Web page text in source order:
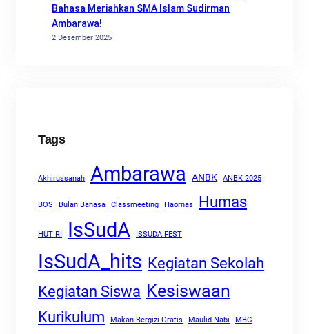
Bahasa Meriahkan SMA Islam Sudirman
Ambarawa!
2 Desember 2025
Tags
Akhirussanah Ambarawa ANBK ANBK 2025
BOS Bulan Bahasa Classmeeting Haornas Humas
HUT RI IsSudA ISSUDA FEST
IsSudA_hits Kegiatan Sekolah
Kegiatan Siswa Kesiswaan
Kurikulum Makan Bergizi Gratis Maulid Nabi
MBG